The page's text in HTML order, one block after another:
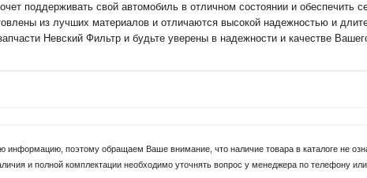
поддерживать свой автомобиль в отличном состоянии и обеспечить
из лучших материалов и отличаются высокой надежностью и
Невский Фильтр и будьте уверены в надежности и качестве
информацию, поэтому обращаем Ваше внимание, что наличие товара в каталоге не
и полной комплектации необходимо уточнять вопрос у менеджера по телефону